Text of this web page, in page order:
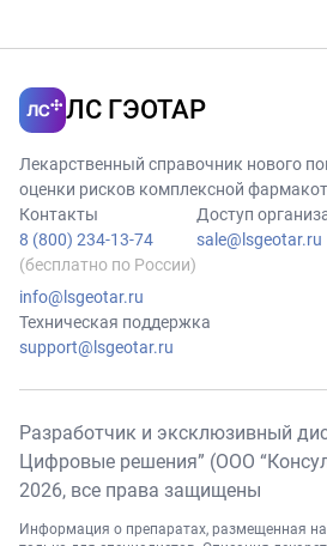
ЛС ГЭОТАР
Лекарственный справочник нового
оценки рисков комплексной
Контакты
8 (800) 234-13-74
(бесплатно по России)
info@lsgeotar.ru
Доступ
sale@lsgeotar.ru
Техническая поддержка
support@lsgeotar.ru
Разработчик и эксклюзивный
Цифровые решения” (ООО
2026, все права защищены
Информация о препаратах, размещенная на